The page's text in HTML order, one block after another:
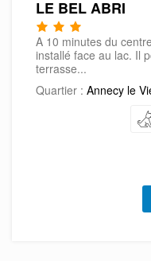
LE BEL ABRI
A 10 minutes du
installé face au lac. Il
terrasse...
Quartier : Annecy le